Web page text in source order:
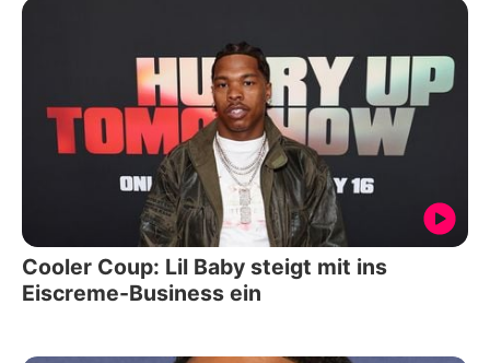
Cooler Coup: Lil Baby steigt mit ins
Eiscreme-Business ein